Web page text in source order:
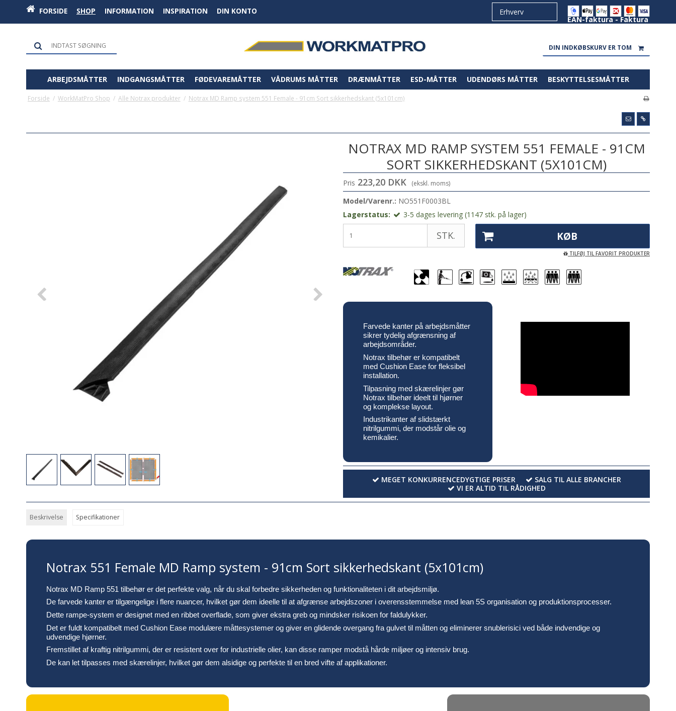
FORSIDE SHOP INFORMATION INSPIRATION DIN KONTO
EAN-faktura - Faktura
DIN INDKØBSKURV ER TOM
ARBEJDSMÅTTER INDGANGSMÅTTER FØDEVAREMÅTTER VÅDRUMS MÅTTER DRÆNMÅTTER ESD-MÅTTER UDENDØRS MÅTTER BESKYTTELSESMÅTTER
Forside / WorkMatPro Shop / Alle Notrax produkter / Notrax MD Ramp system 551 Female - 91cm Sort sikkerhedskant (5x101cm)
NOTRAX MD RAMP SYSTEM 551 FEMALE - 91CM
SORT SIKKERHEDSKANT (5X101CM)
Pris 223,20 DKK (ekskl. moms)
Model/Varenr.: NO551F0003BL
Lagerstatus:
3-5 dages levering (1147 stk. på lager)
STK. KØB
TILFØJ TIL FAVORIT PRODUKTER
Farvede kanter på arbejdsmåtter
sikrer tydelig afgrænsning af
arbejdsområder.
Notrax tilbehør er kompatibelt
med Cushion Ease for fleksibel
installation.
Tilpasning med skærelinjer gør
Notrax tilbehør ideelt til hjørner
og komplekse layout.
Industrikanter af slidstærkt
nitrilgummi, der modstår olie og
kemikalier.
MEGET KONKURRENCEDYGTIGE PRISER
SALG TIL ALLE BRANCHER
VI ER ALTID TIL RÅDIGHED
Beskrivelse Specifikationer
Notrax 551 Female MD Ramp system - 91cm Sort sikkerhedskant (5x101cm)
Notrax MD Ramp 551 tilbehør er det perfekte valg, når du skal forbedre sikkerheden og funktionaliteten i dit arbejdsmiljø.
De farvede kanter er tilgængelige i flere nuancer, hvilket gør dem ideelle til at afgrænse arbejdszoner i overensstemmelse med lean 5S organisation og produktionsprocesser.
Dette rampe-system er designet med en ribbet overflade, som giver ekstra greb og mindsker risikoen for faldulykker.
Det er fuldt kompatibelt med Cushion Ease modulære måttesystemer og giver en glidende overgang fra gulvet til måtten og eliminerer snublerisici ved både indvendige og
udvendige hjørner.
Fremstillet af kraftig nitrilgummi, der er resistent over for industrielle olier, kan disse ramper modstå hårde miljøer og intensiv brug.
De kan let tilpasses med skærelinjer, hvilket gør dem alsidige og perfekte til en bred vifte af applikationer.